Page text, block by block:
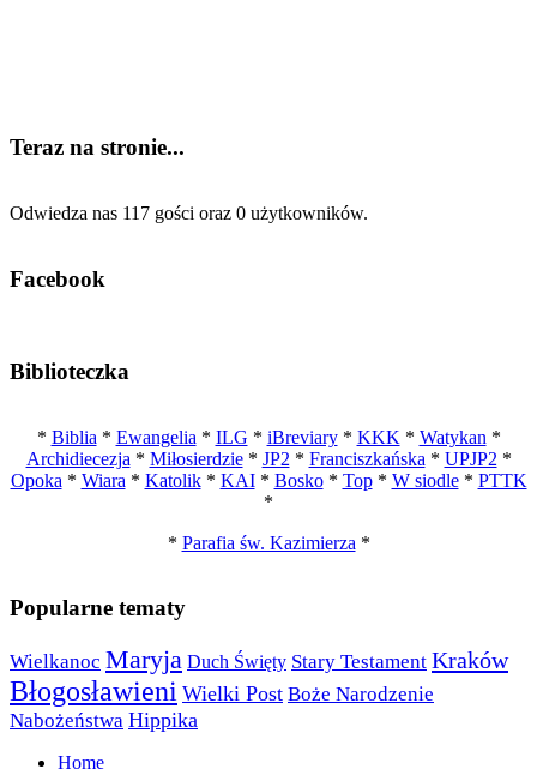
Teraz na stronie...
Odwiedza nas 117 gości oraz 0 użytkowników.
Facebook
Biblioteczka
* Biblia * Ewangelia * ILG * iBreviary* KKK * Watykan *
Archidiecezja * Miłosierdzie* JP2 * Franciszkańska * UPJP2 *
Opoka * Wiara * Katolik* KAI* Bosko* Top* W siodle* PTTK
*
* Parafia św. Kazimierza *
Popularne tematy
Wielkanoc Maryja Duch Święty Stary Testament Kraków
Błogosławieni Wielki Post Boże Narodzenie
Nabożeństwa Hippika
Home